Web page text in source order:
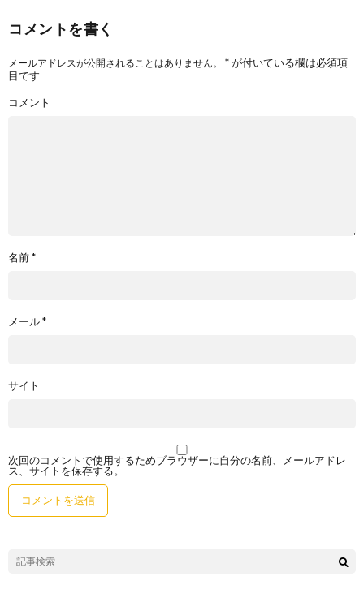
コメントを書く
メールアドレスが公開されることはありません。 *が付いている欄は必須項
目です
コメント
名前*
メール*
サイト
次回のコメントで使用するためブラウザーに自分の名前、メールアドレ
ス、サイトを保存する。